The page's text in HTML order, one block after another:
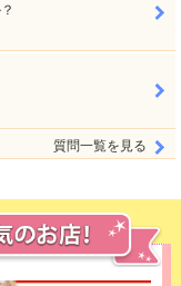
質問一覧を見る